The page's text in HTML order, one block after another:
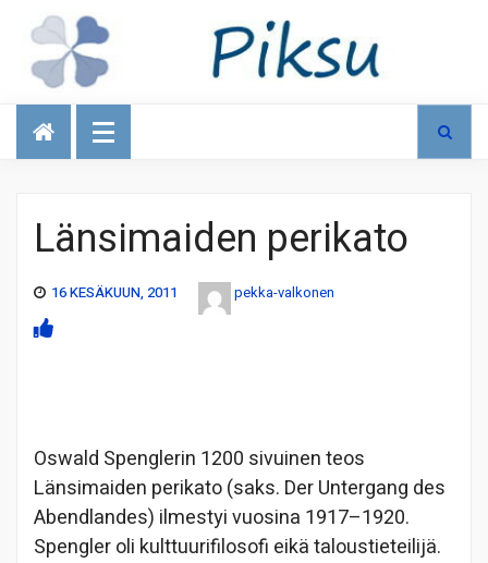
Talous
Länsimaiden perikato
16 KESÄKUUN, 2011 pekka-valkonen
Oswald Spenglerin 1200 sivuinen teos
Länsimaiden perikato (saks. Der Untergang des
Abendlandes) ilmestyi vuosina 1917–1920.
Spengler oli kulttuurifilosofi eikä taloustieteilijä.